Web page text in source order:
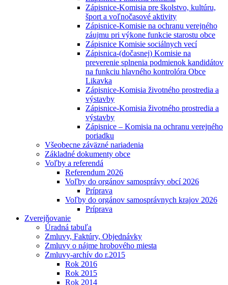
Zápisnice-Komisia pre školstvo, kultúru,
šport a voľnočasové aktivity
Zápisnice-Komisie na ochranu verejného
záujmu pri výkone funkcie starostu obce
Zápisnice Komisie sociálnych vecí
Zápisnica-(dočasnej) Komisie na
preverenie splnenia podmienok kandidátov
na funkciu hlavného kontrolóra Obce
Likavka
Zápisnice-Komisia životného prostredia a
výstavby
Zápisnice-Komisia životného prostredia a
výstavby
Zápisnice – Komisia na ochranu verejného
poriadku
Všeobecne záväzné nariadenia
Základné dokumenty obce
Voľby a referendá
Referendum 2026
Voľby do orgánov samosprávy obcí 2026
Príprava
Voľby do orgánov samosprávnych krajov 2026
Príprava
Zverejňovanie
Úradná tabuľa
Zmluvy, Faktúry, Objednávky
Zmluvy o nájme hrobového miesta
Zmluvy-archív do r.2015
Rok 2016
Rok 2015
Rok 2014